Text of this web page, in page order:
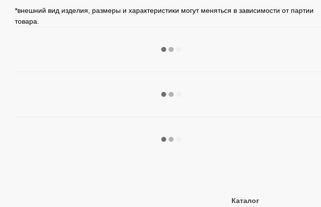
*внешний вид изделия, размеры и характеристики могут меняться в зависимости от партии
товара.
Каталог